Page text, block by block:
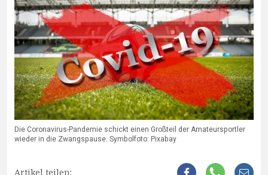
Die Coronavirus-Pandemie schickt einen Großteil der Amateursportler
wieder in die Zwangspause. Symbolfoto: Pixabay
Artikel teilen: